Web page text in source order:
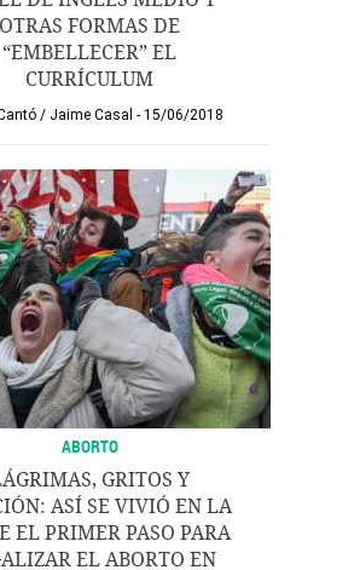
OTRAS FORMAS DE
“EMBELLECER” EL
CURRÍCULUM
/ Jaime Casal 15/06/2018
ABORTO
GRITOS Y
ASÍ SE VIVIÓ EN LA
EL PRIMER PASO PARA
EL ABORTO EN